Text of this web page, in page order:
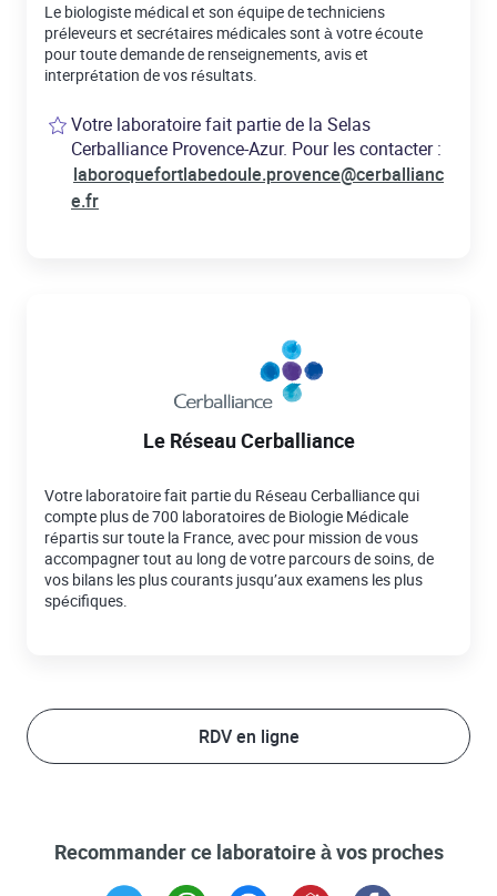
Le biologiste médical et son équipe de techniciens
préleveurs et secrétaires médicales sont à votre écoute
pour toute demande de renseignements, avis et
interprétation de vos résultats.
Votre laboratoire fait partie de la Selas
Cerballiance Provence-Azur. Pour les contacter :
laboroquefortlabedoule.provence@cerballianc
e.fr
Le Réseau Cerballiance
Votre laboratoire fait partie du Réseau Cerballiance qui
compte plus de 700 laboratoires de Biologie Médicale
répartis sur toute la France, avec pour mission de vous
accompagner tout au long de votre parcours de soins, de
vos bilans les plus courants jusqu’aux examens les plus
spécifiques.
RDV en ligne
Recommander ce laboratoire à vos proches